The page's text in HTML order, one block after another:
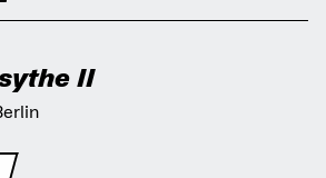
II